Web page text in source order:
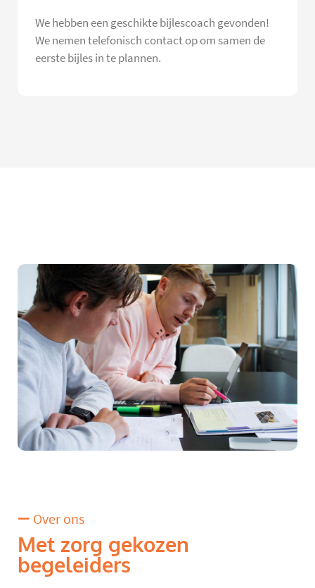
We hebben een geschikte bijlescoach gevonden!
We nemen telefonisch contact op om samen de
eerste bijles in te plannen.
Over ons
Met zorg gekozen
begeleiders